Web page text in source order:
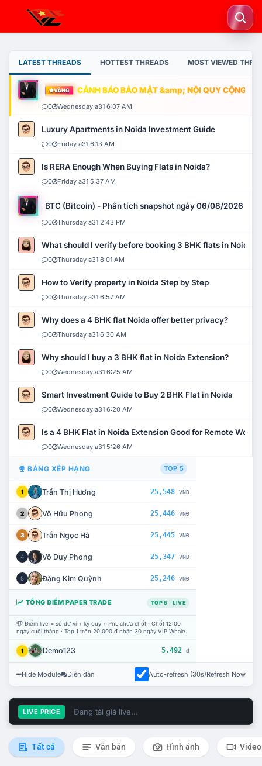
LATEST THREADS HOTTEST THREADS MOST VIEWED
VÀNG CẢNH BÁO BẢO MẬT &amp; NỘI QUY CỘNG
0 Wednesday a31 6:07 AM
Luxury Apartments in Noida Investment Guide
0 Friday a31 6:13 AM
Is RERA Enough When Buying Flats in Noida?
0 Friday a31 5:37 AM
BTC (Bitcoin) - Phân tích snapshot ngày 06/08/2026
0 Thursday a31 2:43 PM
What should I verify before booking 3 BHK flats in Noida?
0 Thursday a31 8:01 AM
How to Verify property in Noida Step by Step
0 Thursday a31 6:57 AM
Why does a 4 BHK flat Noida offer better privacy?
0 Thursday a31 6:30 AM
Why should I buy a 3 BHK flat in Noida Extension?
0 Wednesday a31 6:25 AM
Smart Investment Guide to Buy 2 BHK Flat in Noida
0 Wednesday a31 6:20 AM
Is a 4 BHK Flat in Noida Extension Good for Remote Work?
0 Wednesday a31 5:26 AM
BẢNG XẾP HẠNG TOP 5
1 Trần Thị Hương 25,548 VNĐ
2 Võ Hữu Phong 25,446 VNĐ
3 Trần Ngọc Hà 25,445 VNĐ
4 Võ Duy Phong 25,347 VNĐ
5 Đặng Kim Quỳnh 25,246 VNĐ
TỔNG ĐIỂM PAPER TRADE TOP 5 · LIVE
Điểm live = số dư ví + ký quỹ + PnL chưa chốt · Chốt 12:00
ngày cuối tháng · Top 1 trên 20.000 đ nhận 30 ngày VIP Whale.
1 Demo123 5.492 đ
Hide Module Diễn đàn Auto-refresh (30s)Refresh Now
LIVE PRICE Đang tải giá live...
Tất cả Văn bản Hình ảnh Video